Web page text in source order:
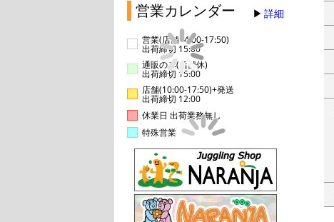
営業カレンダー 詳細
営業(店舗14:00-17:50)
出荷締切 15:00
通販のみ(店舗休)
出荷締切 15:00
店舗(10:00-17:50)+発送
出荷締切 12:00
休業日 出荷業務無し
特殊営業